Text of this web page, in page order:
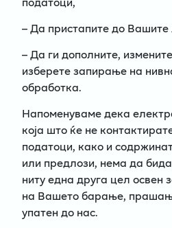
– Да пристапите до
– Да ги дополните,
изберете запирање на
обработка.
Напоменуваме дека
која што ќе не
податоци, како и
или предлози, нема да
ниту една друга цел освен
на Вашето барање,
упатен до нас.